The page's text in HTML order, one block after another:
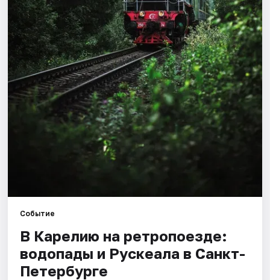
Города
Площадки
Артисты
Рейтинги
Событие
В Карелию на ретропоезде:
водопады и Рускеала в Санкт-
Петербурге